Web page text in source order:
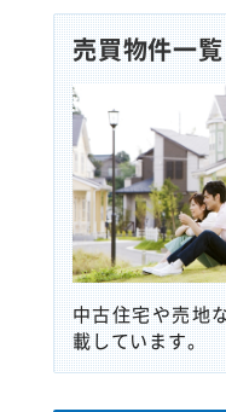
売買物件一覧
中古住宅や売地
載しています。